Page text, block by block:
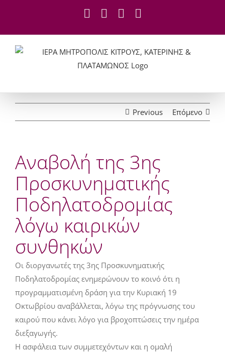
content
Facebook
YouTube
Previous Επόμενο
Αναβολή της 3ης
Προσκυνηματικής
Ποδηλατοδρομίας
λόγω καιρικών
συνθηκών
Οι διοργανωτές της 3ης Προσκυνηματικής
Ποδηλατοδρομίας ενημερώνουν το κοινό ότι η
προγραμματισμένη δράση για την Κυριακή 19
Οκτωβρίου αναβάλλεται, λόγω της πρόγνωσης του
καιρού που κάνει λόγο για βροχοπτώσεις την ημέρα
διεξαγωγής.
Η ασφάλεια των συμμετεχόντων και η ομαλή